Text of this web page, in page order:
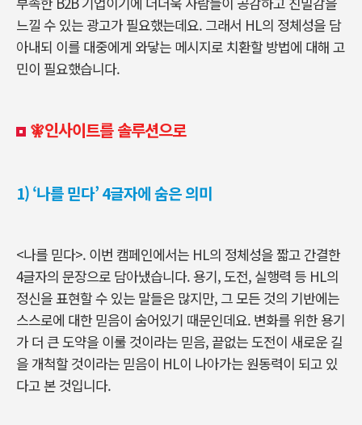
느낄 수 있는 광고가 필요했는데요. 그래서 HL의 정체성을 담
아내되 이를 대중에게 와닿는 메시지로 치환할 방법에 대해 고
민이 필요했습니다.
🧚‍인사이트를 솔루션으로
1)‘나를 믿다’ 4글자에 숨은 의미
<나를 믿다>. 이번 캠페인에서는 HL의 정체성을 짧고 간결한
4글자의 문장으로 담아냈습니다. 용기, 도전, 실행력 등 HL의
정신을 표현할 수 있는 말들은 많지만, 그 모든 것의 기반에는
스스로에 대한 믿음이 숨어있기 때문인데요. 변화를 위한 용기
가 더 큰 도약을 이룰 것이라는 믿음, 끝없는 도전이 새로운 길
을 개척할 것이라는 믿음이 HL이 나아가는 원동력이 되고 있
다고 본 것입니다.